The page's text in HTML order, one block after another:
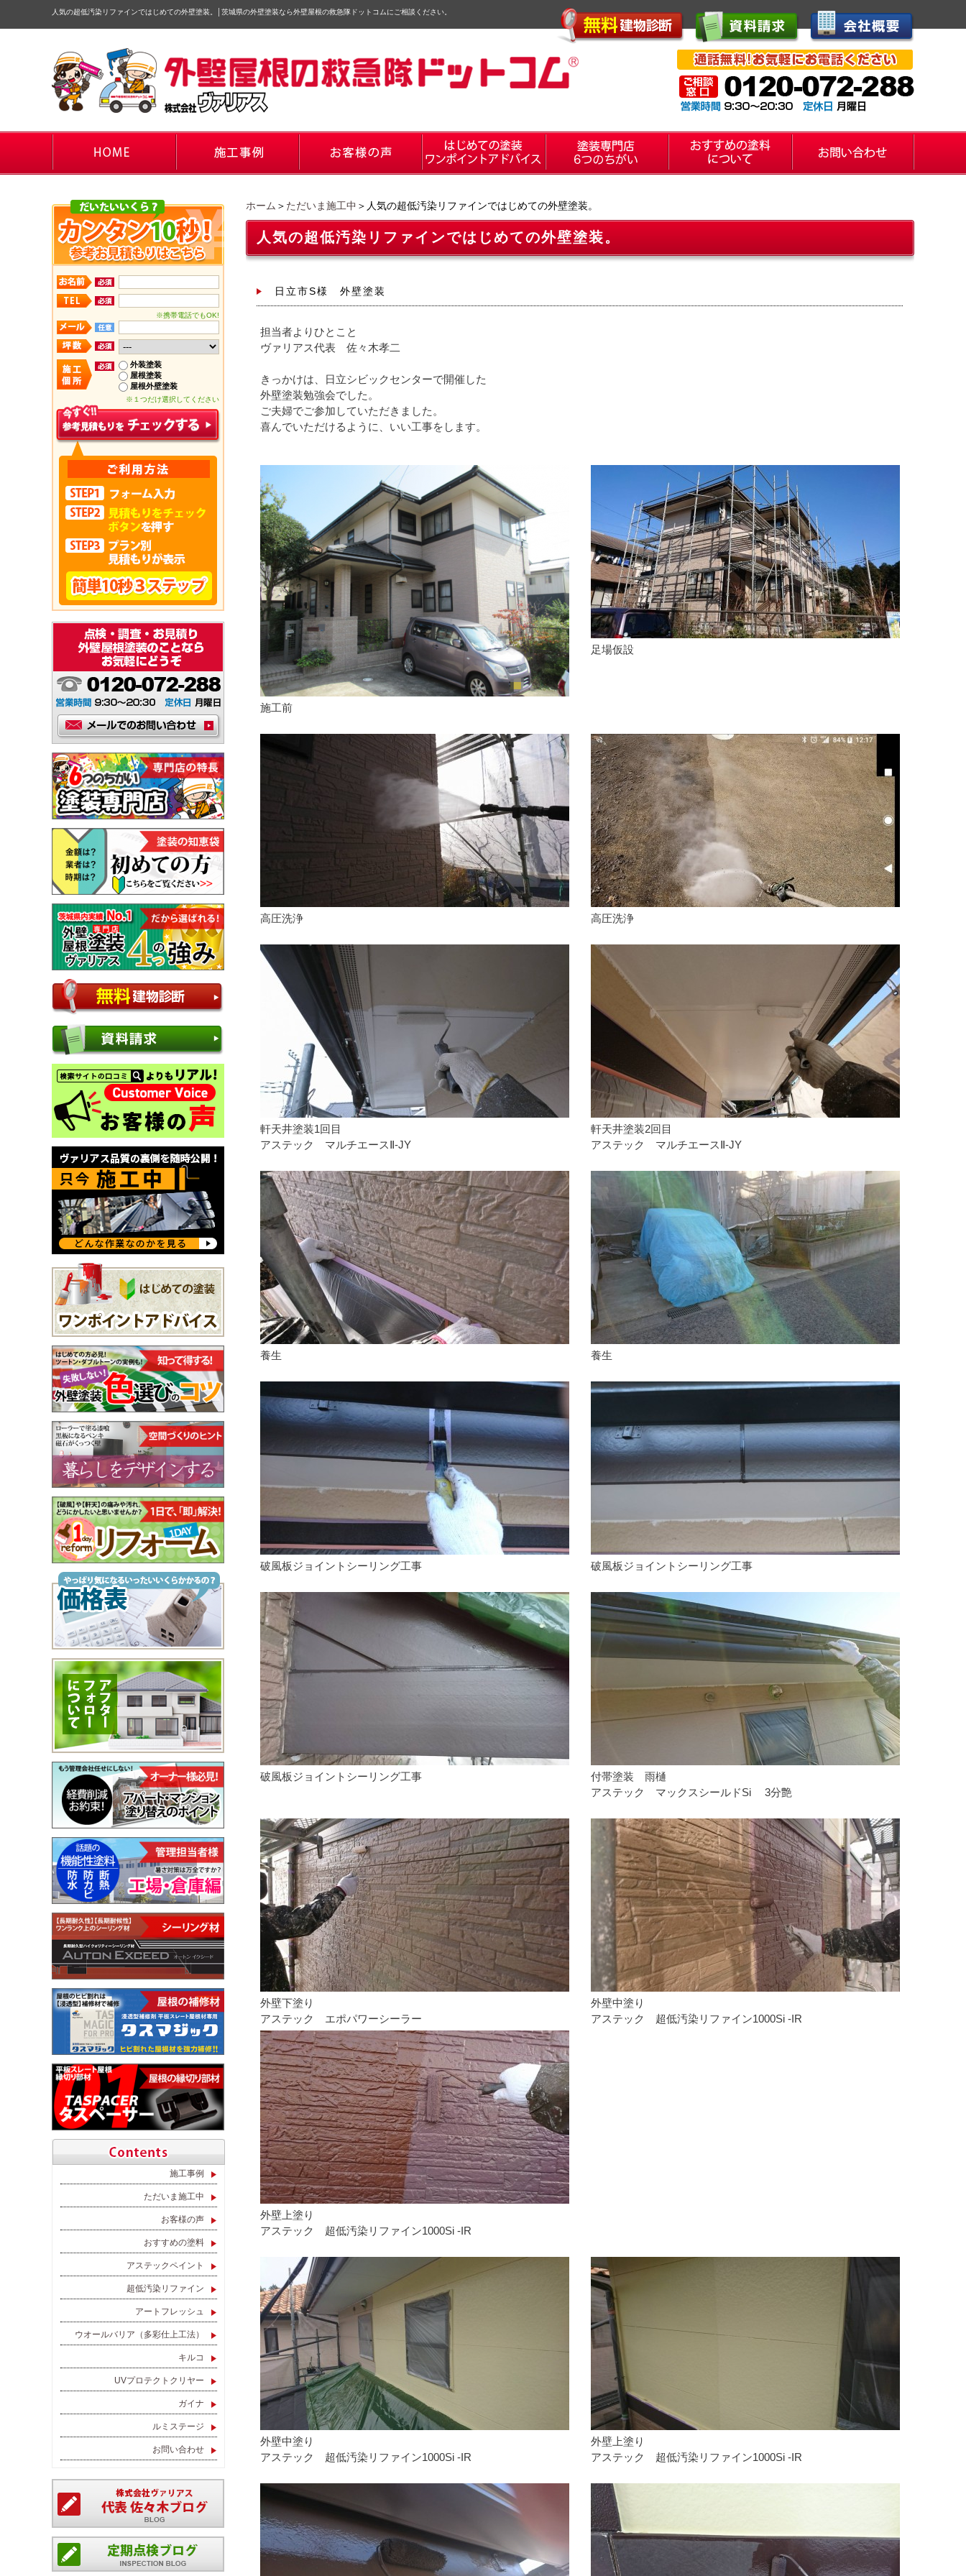
人気の超低汚染リファインではじめての外壁塗装。 茨城県の外壁塗装なら外壁屋根の救急隊ドットコムにご相談ください。
ホーム ＞ ただいま施工中 ＞人気の超低汚染リファインではじめての外壁塗装。
人気の超低汚染リファインではじめての外壁塗装。
日立市S様 外壁塗装
担当者よりひとこと
ヴァリアス代表 佐々木孝二
きっかけは、日立シビックセンターで開催した
外壁塗装勉強会でした。
ご夫婦でご参加していただきました。
喜んでいただけるように、いい工事をします。
施工前
足場仮設
高圧洗浄 高圧洗浄
軒天井塗装1回目
アステック マルチエースⅡ-JY
軒天井塗装2回目
アステック マルチエースⅡ-JY
養生 養生
破風板ジョイントシーリング工事 破風板ジョイントシーリング工事
破風板ジョイントシーリング工事
付帯塗装 雨樋
アステック マックスシールドSi 3分艶
外壁下塗り
アステック エポパワーシーラー
外壁中塗り
アステック 超低汚染リファイン1000Si -IR
外壁上塗り
アステック 超低汚染リファイン1000Si -IR
外壁中塗り
アステック 超低汚染リファイン1000Si -IR
外壁上塗り
アステック 超低汚染リファイン1000Si -IR
※携帯電話でもOK!
外装塗装
屋根塗装
屋根外壁塗装
※１つだけ選択してください
施工事例
ただいま施工中
お客様の声
おすすめの塗料
アステックペイント
超低汚染リファイン
アートフレッシュ
ウオールバリア（多彩仕上工法）
キルコ
UVプロテクトクリヤー
ガイナ
ルミステージ
お問い合わせ